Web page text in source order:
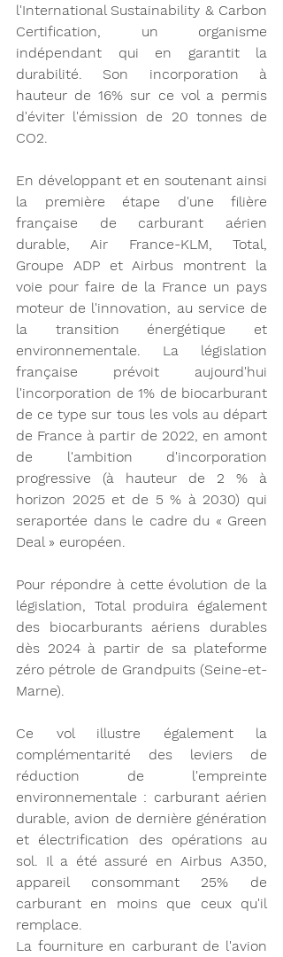
l'International Sustainability & Carbon
Certification, un organisme
indépendant qui en garantit la
durabilité. Son incorporation à
hauteur de 16% sur ce vol a permis
d'éviter l'émission de 20 tonnes de
CO2.
En développant et en soutenant ainsi
la première étape d'une filière
française de carburant aérien
durable, Air France-KLM, Total,
Groupe ADP et Airbus montrent la
voie pour faire de la France un pays
moteur de l'innovation, au service de
la transition énergétique et
environnementale. La législation
française prévoit aujourd'hui
l'incorporation de 1% de biocarburant
de ce type sur tous les vols au départ
de France à partir de 2022, en amont
de l'ambition d'incorporation
progressive (à hauteur de 2 % à
horizon 2025 et de 5 % à 2030) qui
seraportée dans le cadre du « Green
Deal » européen.
Pour répondre à cette évolution de la
législation, Total produira également
des biocarburants aériens durables
dès 2024 à partir de sa plateforme
zéro pétrole de Grandpuits (Seine-et-
Marne).
Ce vol illustre également la
complémentarité des leviers de
réduction de l'empreinte
environnementale : carburant aérien
durable, avion de dernière génération
et électrification des opérations au
sol. Il a été assuré en Airbus A350,
appareil consommant 25% de
carburant en moins que ceux qu'il
remplace.
La fourniture en carburant de l'avion